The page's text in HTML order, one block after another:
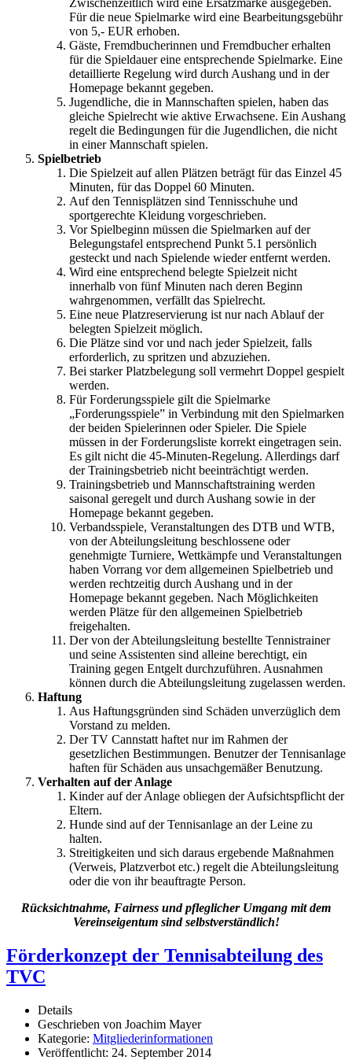
Zwischenzeitlich wird eine Ersatzmarke ausgegeben.
Für die neue Spielmarke wird eine Bearbeitungsgebühr
von 5,- EUR erhoben.
Gäste, Fremdbucherinnen und Fremdbucher erhalten
für die Spieldauer eine entsprechende Spielmarke. Eine
detaillierte Regelung wird durch Aushang und in der
Homepage bekannt gegeben.
Jugendliche, die in Mannschaften spielen, haben das
gleiche Spielrecht wie aktive Erwachsene. Ein Aushang
regelt die Bedingungen für die Jugendlichen, die nicht
in einer Mannschaft spielen.
Spielbetrieb
Die Spielzeit auf allen Plätzen beträgt für das Einzel 45
Minuten, für das Doppel 60 Minuten.
Auf den Tennisplätzen sind Tennisschuhe und
sportgerechte Kleidung vorgeschrieben.
Vor Spielbeginn müssen die Spielmarken auf der
Belegungstafel entsprechend Punkt 5.1 persönlich
gesteckt und nach Spielende wieder entfernt werden.
Wird eine entsprechend belegte Spielzeit nicht
innerhalb von fünf Minuten nach deren Beginn
wahrgenommen, verfällt das Spielrecht.
Eine neue Platzreservierung ist nur nach Ablauf der
belegten Spielzeit möglich.
Die Plätze sind vor und nach jeder Spielzeit, falls
erforderlich, zu spritzen und abzuziehen.
Bei starker Platzbelegung soll vermehrt Doppel gespielt
werden.
Für Forderungsspiele gilt die Spielmarke
„Forderungsspiele” in Verbindung mit den Spielmarken
der beiden Spielerinnen oder Spieler. Die Spiele
müssen in der Forderungsliste korrekt eingetragen sein.
Es gilt nicht die 45-Minuten-Regelung. Allerdings darf
der Trainingsbetrieb nicht beeinträchtigt werden.
Trainingsbetrieb und Mannschaftstraining werden
saisonal geregelt und durch Aushang sowie in der
Homepage bekannt gegeben.
Verbandsspiele, Veranstaltungen des DTB und WTB,
von der Abteilungsleitung beschlossene oder
genehmigte Turniere, Wettkämpfe und Veranstaltungen
haben Vorrang vor dem allgemeinen Spielbetrieb und
werden rechtzeitig durch Aushang und in der
Homepage bekannt gegeben. Nach Möglichkeiten
werden Plätze für den allgemeinen Spielbetrieb
freigehalten.
Der von der Abteilungsleitung bestellte Tennistrainer
und seine Assistenten sind alleine berechtigt, ein
Training gegen Entgelt durchzuführen. Ausnahmen
können durch die Abteilungsleitung zugelassen werden.
Haftung
Aus Haftungsgründen sind Schäden unverzüglich dem
Vorstand zu melden.
Der TV Cannstatt haftet nur im Rahmen der
gesetzlichen Bestimmungen. Benutzer der Tennisanlage
haften für Schäden aus unsachgemäßer Benutzung.
Verhalten auf der Anlage
Kinder auf der Anlage obliegen der Aufsichtspflicht der
Eltern.
Hunde sind auf der Tennisanlage an der Leine zu
halten.
Streitigkeiten und sich daraus ergebende Maßnahmen
(Verweis, Platzverbot etc.) regelt die Abteilungsleitung
oder die von ihr beauftragte Person.
Rücksichtnahme, Fairness und pfleglicher Umgang mit dem
Vereinseigentum sind selbstverständlich!
Förderkonzept der Tennisabteilung des
TVC
Details
Geschrieben von Joachim Mayer
Kategorie: Mitgliederinformationen
Veröffentlicht: 24. September 2014